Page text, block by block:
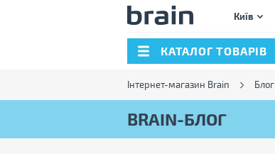
Київ
КАТАЛОГ ТОВАРІВ
Інтернет-магазин Brain Блог
BRAIN-БЛОГ